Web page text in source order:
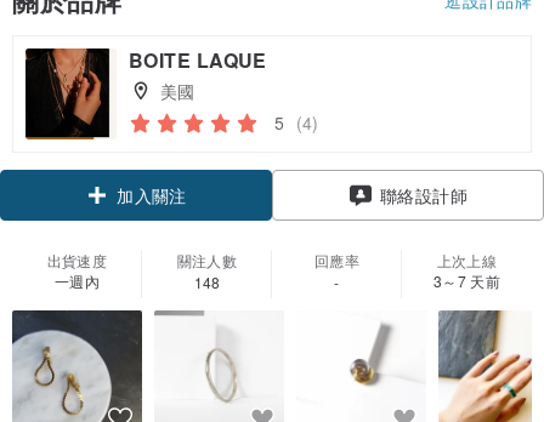
BOITE LAQUE
美國
5 (4)
加入關注 聯絡設計師
出貨速度
一週內
關注人數
148
回應率
-
上次上線
3～7 天前